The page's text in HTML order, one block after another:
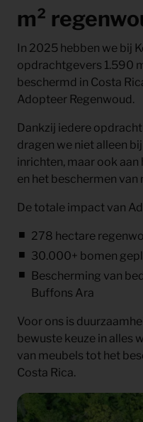
m²
In 2025 hebben we bij
opdrachtgevers 1.590
beschermd in Costa
Adopteer Regenwoud.
Dankzij iedere
dragen we niet alleen
inrichten, maar ook
en het beschermen van
De totale impact van
278 hectare
30.000+ bomen
Bescherming van
Buffons Ara
Voor ons is
bewuste keuze in alles
van meubels tot het
Costa Rica.